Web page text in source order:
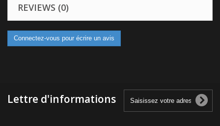
REVIEWS (0)
Connectez-vous pour écrire un avis
Lettre d'informations